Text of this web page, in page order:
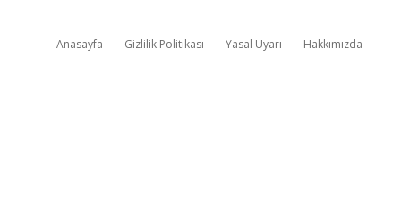
Anasayfa Gizlilik Politikası Yasal Uyarı Hakkımızda